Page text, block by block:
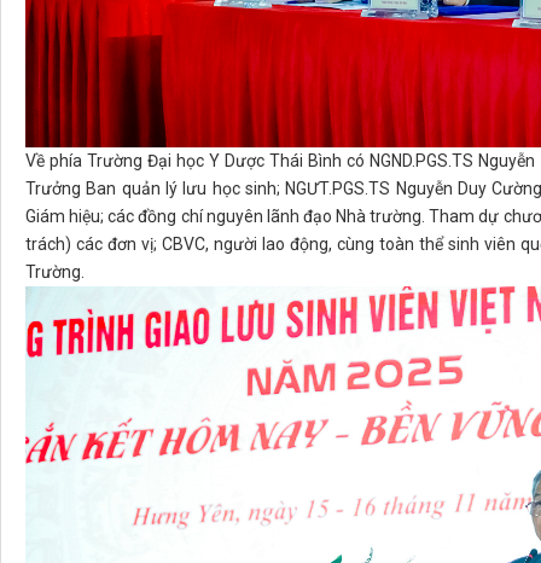
Về phía Trường Đại học Y Dược Thái Bình có NGND.PGS.TS
Trưởng Ban quản lý lưu học sinh; NGƯT.PGS.TS Nguyễn Duy
Giám hiệu; các đồng chí nguyên lãnh đạo Nhà trường. Tham dự
trách) các đơn vị; CBVC, người lao động, cùng toàn thể sinh viên
Trường.